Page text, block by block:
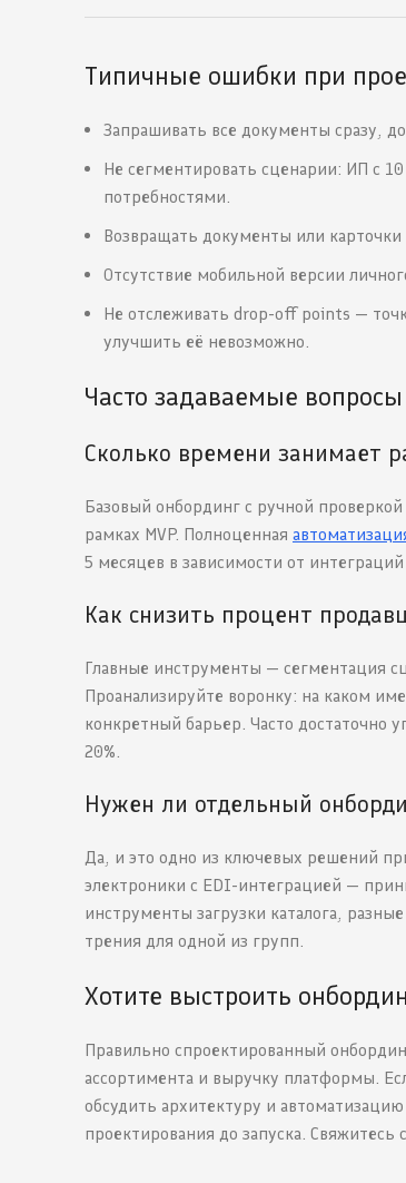
Типичные ошибки при
Запрашивать все документы сразу,
Не сегментировать сценарии: ИП с
потребностями.
Возвращать документы или карточки
Отсутствие мобильной версии
Не отслеживать drop-off points —
улучшить её невозможно.
Часто задаваемые вопросы
Сколько времени занимает
Базовый онбординг с ручной
рамках MVP. Полноценная
5 месяцев в зависимости от
Как снизить процент
Главные инструменты — сегментация
Проанализируйте воронку: на каком
конкретный барьер. Часто достаточно
20%.
Нужен ли отдельный
Да, и это одно из ключевых решений
электроники с EDI-интеграцией —
инструменты загрузки каталога,
трения для одной из групп.
Хотите выстроить
Правильно спроектированный
ассортимента и выручку платформы.
обсудить архитектуру и
проектирования до запуска. Свяжитесь